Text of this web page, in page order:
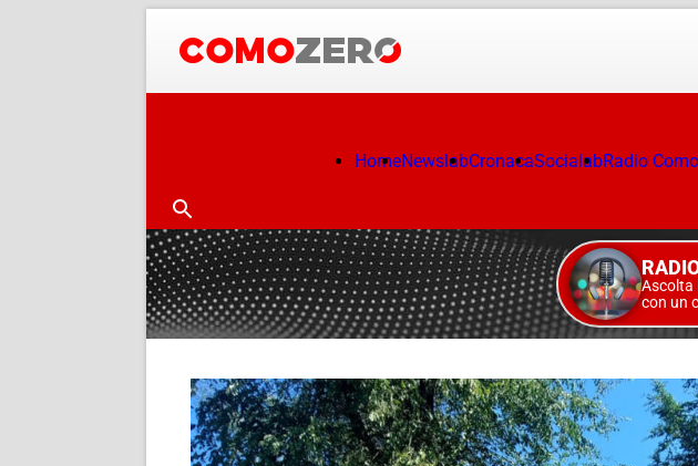
HomeNewslabCronacaSocialabRadio
Ascolta
con un